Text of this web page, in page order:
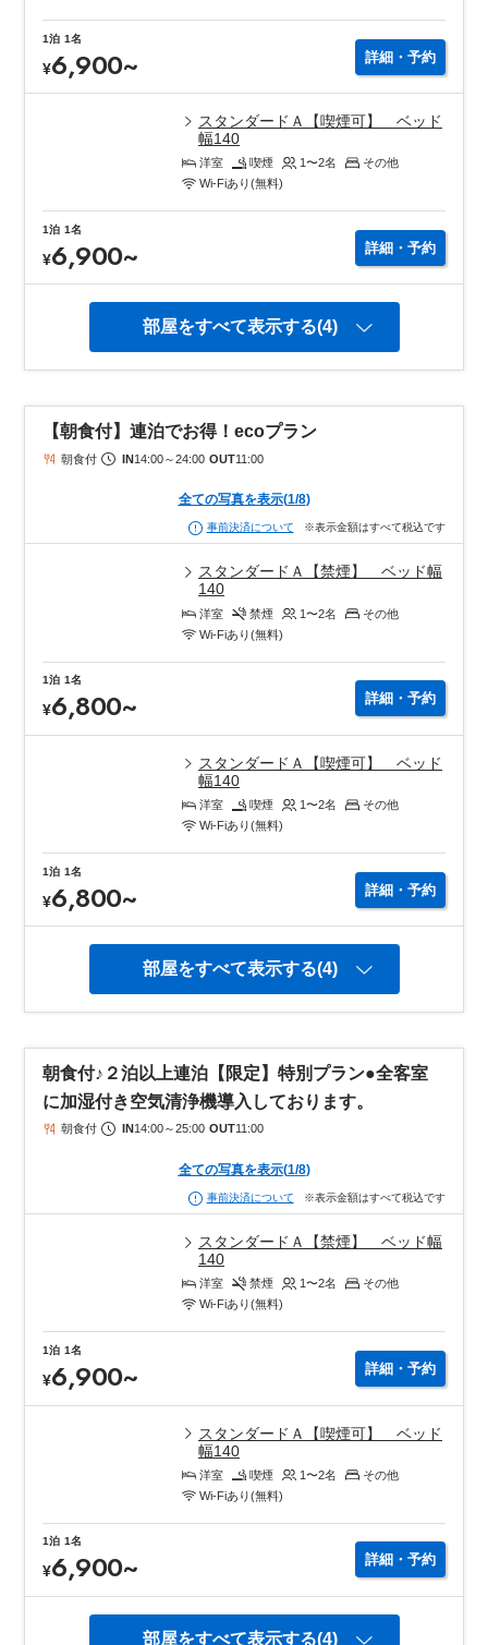
1泊 1名
¥6,900~ 詳細・予約
スタンダードＡ【喫煙可】 ベッド
幅140
洋室 喫煙 1〜2名
その他
Wi-Fiあり(無料)
1泊 1名
¥6,900~ 詳細・予約
部屋をすべて表示する(4)
【朝食付】連泊でお得！ecoプラン
朝食付 IN14:00～24:00 OUT11:00
全ての写真を表示(1/8)
事前決済について ※表示金額はすべて税込です
スタンダードＡ【禁煙】 ベッド幅
140
洋室 禁煙 1〜2名
その他
Wi-Fiあり(無料)
1泊 1名
¥6,800~ 詳細・予約
スタンダードＡ【喫煙可】 ベッド
幅140
洋室 喫煙 1〜2名
その他
Wi-Fiあり(無料)
1泊 1名
¥6,800~ 詳細・予約
部屋をすべて表示する(4)
朝食付♪２泊以上連泊【限定】特別プラン●全客室
に加湿付き空気清浄機導入しております。
朝食付 IN14:00～25:00 OUT11:00
全ての写真を表示(1/8)
事前決済について ※表示金額はすべて税込です
スタンダードＡ【禁煙】 ベッド幅
140
洋室 禁煙 1〜2名
その他
Wi-Fiあり(無料)
1泊 1名
¥6,900~ 詳細・予約
スタンダードＡ【喫煙可】 ベッド
幅140
洋室 喫煙 1〜2名
その他
Wi-Fiあり(無料)
1泊 1名
¥6,900~ 詳細・予約
部屋をすべて表示する(4)